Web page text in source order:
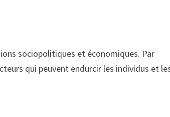
sociopolitiques et économiques. Par
qui peuvent endurcir les individus et